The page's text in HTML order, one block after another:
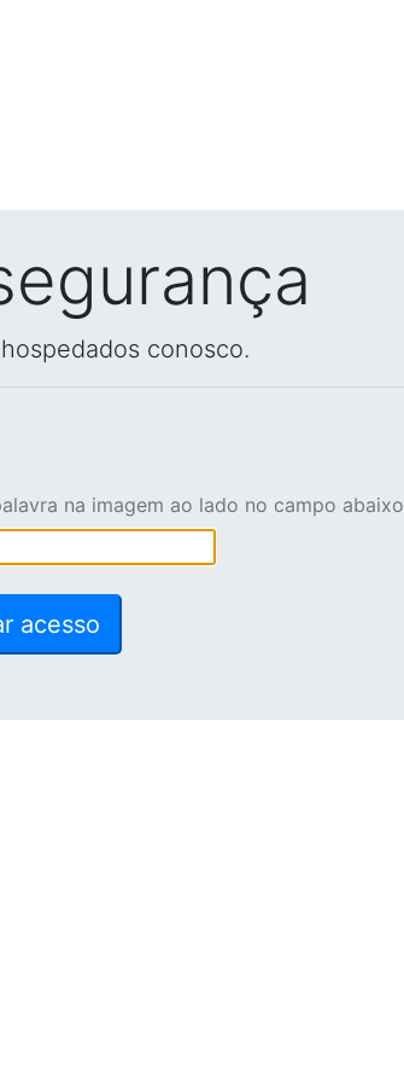
conosco.
na imagem ao lado no campo abaixo